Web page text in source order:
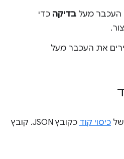
העכבר מעל בדיקה כדי
את העכבר מעל
של כיסוי קוד
כקובץ JSON. קובץ